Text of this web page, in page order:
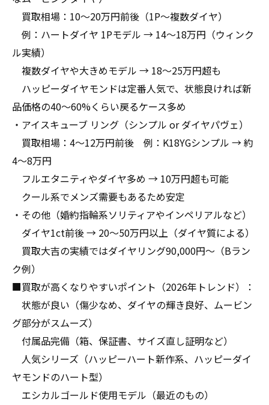
買取相場：10〜20万円前後（1P〜複数ダイヤ）
例：ハートダイヤ 1Pモデル → 14〜18万円（ウィンク
ル実績）
複数ダイヤや大きめモデル → 18〜25万円超も
ハッピーダイヤモンドは定番人気で、状態良ければ新
品価格の40〜60%くらい戻るケース多め
・アイスキューブ リング（シンプル or ダイヤパヴェ）
買取相場：4〜12万円前後 例：K18YGシンプル → 約
4〜8万円
フルエタニティやダイヤ多め → 10万円超も可能
クール系でメンズ需要もあるため安定
・その他（婚約指輪系ソリティアやインペリアルなど）
ダイヤ1ct前後 → 20〜50万円以上（ダイヤ質による）
買取大吉の実績ではダイヤリング90,000円〜（Bラン
ク例）
■買取が高くなりやすいポイント（2026年トレンド）：
状態が良い（傷少なめ、ダイヤの輝き良好、ムービン
グ部分がスムーズ）
付属品完備（箱、保証書、サイズ直し証明など）
人気シリーズ（ハッピーハート新作系、ハッピーダイ
ヤモンドのハート型）
エシカルゴールド使用モデル（最近のもの）